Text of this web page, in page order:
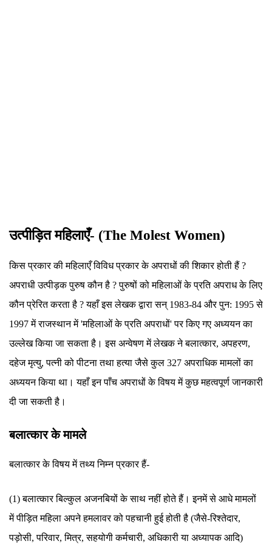
उत्पीड़ित महिलाएँ- (The Molest Women)
किस प्रकार की महिलाएँ विविध प्रकार के अपराधों की शिकार होती हैं ?
अपराधी उत्पीड़क पुरुष कौन है ? पुरुषों को महिलाओं के प्रति अपराध के लिए
कौन प्रेरित करता है ? यहाँ इस लेखक द्वारा सन् 1983-84 और पुन: 1995 से
1997 में राजस्थान में 'महिलाओं के प्रति अपराधों' पर किए गए अध्ययन का
उल्लेख किया जा सकता है। इस अन्वेषण में लेखक ने बलात्कार, अपहरण,
दहेज मृत्यु, पत्नी को पीटना तथा हत्या जैसे कुल 327 अपराधिक मामलों का
अध्ययन किया था। यहाँ इन पाँच अपराधों के विषय में कुछ महत्वपूर्ण जानकारी
दी जा सकती है।
बलात्कार के मामले
बलात्कार के विषय में तथ्य निम्न प्रकार हैं-
(1) बलात्कार बिल्कुल अजनबियों के साथ नहीं होते हैं। इनमें से आधे मामलों
में पीड़ित महिला अपने हमलावर को पहचानी हुई होती है (जैसे-रिश्तेदार,
पड़ोसी, परिवार, मित्र, सहयोगी कर्मचारी, अधिकारी या अध्यापक आदि)